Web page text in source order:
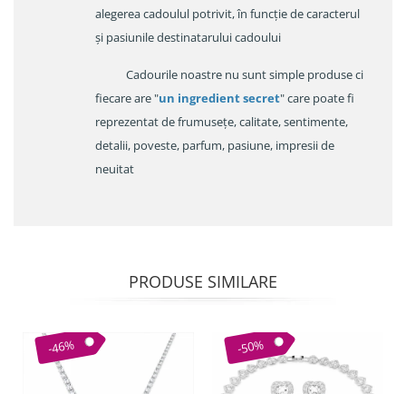
alegerea cadoulul potrivit, în funcție de caracterul
și pasiunile destinatarului cadoului
Cadourile noastre nu sunt simple produse ci
fiecare are "un ingredient secret" care poate fi
reprezentat de frumusețe, calitate, sentimente,
detalii, poveste, parfum, pasiune, impresii de
neuitat
PRODUSE SIMILARE
-46% -50%